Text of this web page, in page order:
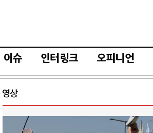
이슈 인터링크 오피니언
영상